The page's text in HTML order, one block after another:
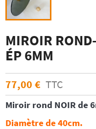
MIROIR
ÉP 6MM
77,00 € TTC
Miroir rond NOIRde
Diamètre de 40cm.